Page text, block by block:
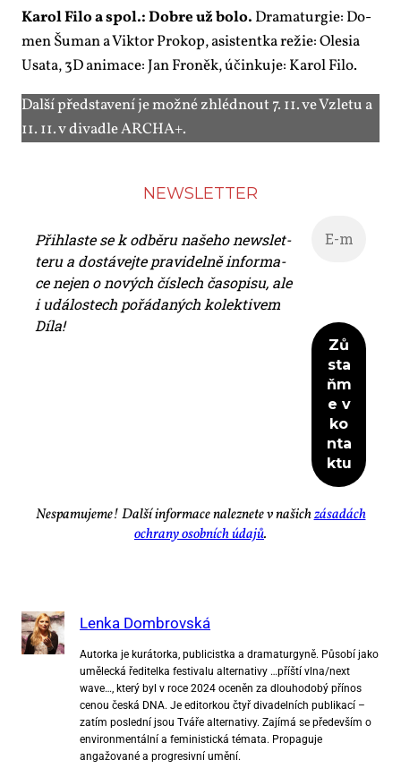
Ka­rol Fi­lo a spol.: Dob­re už bo­lo. Dra­ma­tur­gie: Do­
men Šu­man a Vik­tor Pro­kop, asi­s­tent­ka re­žie: Ole­sia
Usa­ta, 3D ani­ma­ce: Jan Fro­něk, účin­ku­je: Ka­rol Fi­lo.
Dal­ší před­sta­ve­ní je mož­né zhléd­nout 7. 11. ve Vzle­tu a
11. 11. v di­va­dle AR­CHA+.
NEWS­LET­TER
Při­hlas­te se k od­bě­ru na­še­ho news­let­
te­ru a do­stá­vej­te pra­vi­del­ně in­for­ma­
ce nejen o no­vých čís­lech ča­so­pi­su, ale
i udá­los­tech po­řá­da­ných ko­lek­ti­vem
Dí­la!
Ne­spa­mu­je­me! Dal­ší in­for­ma­ce na­lez­ne­te v na­šichzá­sa­dách
ochra­ny osob­ních úda­jů.
Lenka Dombrovská
Autorka je kurátorka, publicistka a dramaturgyně. Působí jako
umělecká ředitelka festivalu alternativy …příští vlna/next
wave…, který byl v roce 2024 oceněn za dlouhodobý přínos
cenou česká DNA. Je editorkou čtyř divadelních publikací –
zatím poslední jsou Tváře alternativy. Zajímá se především o
environmentální a feministická témata. Propaguje
angažované a progresivní umění.